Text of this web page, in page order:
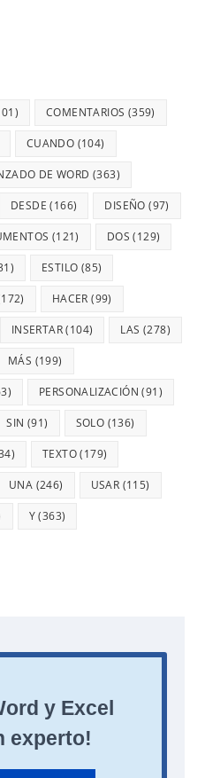
COMENTARIOS (359)
CUANDO (104)
DE WORD (363)
DESDE (166) DISEÑO (97)
(121) DOS (129)
ESTILO (85)
HACER (99)
INSERTAR(104) LAS (278)
MÁS (199)
PERSONALIZACIÓN (91)
SIN (91) SOLO (136)
TEXTO(179)
UNA (246) USAR (115)
Y(363)